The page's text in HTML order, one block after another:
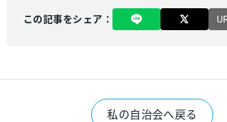
この記事をシェア：
私の自治会へ戻る